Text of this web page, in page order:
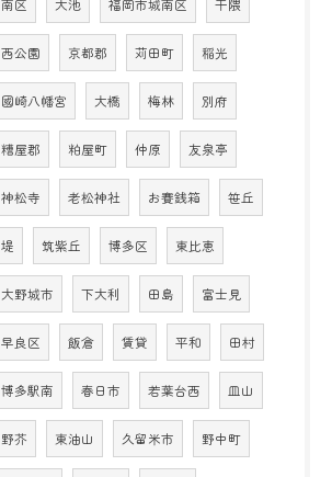
南区 大池 福岡市城南区 干隈
西公園 京都郡 苅田町 稲光
國崎八幡宮 大橋 梅林 別府
糟屋郡 粕屋町 仲原 友泉亭
神松寺 老松神社 お賽銭箱 笹丘
堤 筑紫丘 博多区 東比恵
大野城市 下大利 田島 富士見
早良区 飯倉 賃貸 平和 田村
博多駅南 春日市 若葉台西 皿山
野芥 東油山 久留米市 野中町